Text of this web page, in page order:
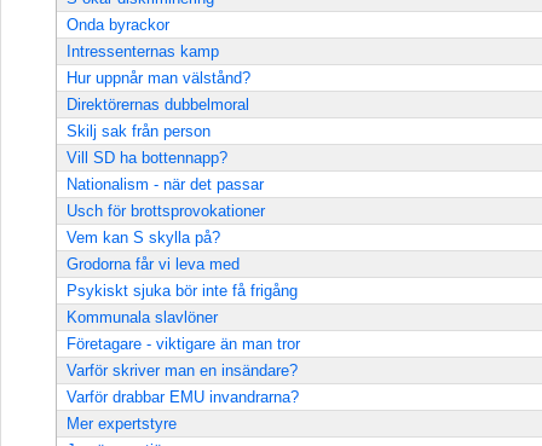
Onda byrackor
Intressenternas kamp
Hur uppnår man välstånd?
Direktörernas dubbelmoral
Skilj sak från person
Vill SD ha bottennapp?
Nationalism - när det passar
Usch för brottsprovokationer
Vem kan S skylla på?
Grodorna får vi leva med
Psykiskt sjuka bör inte få frigång
Kommunala slavlöner
Företagare - viktigare än man tror
Varför skriver man en insändare?
Varför drabbar EMU invandrarna?
Mer expertstyre